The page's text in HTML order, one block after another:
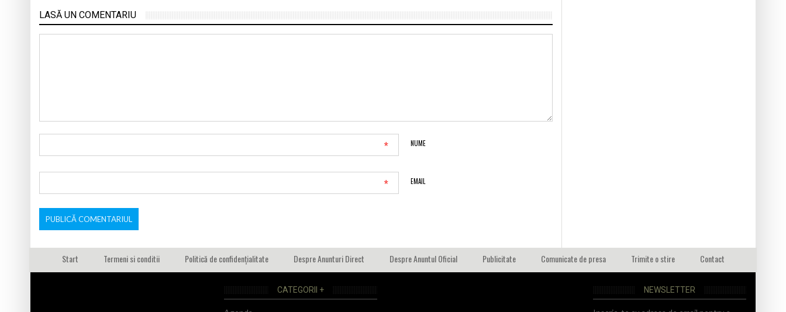
LASĂ UN COMENTARIU
NUME
*
EMAIL
*
Start Termeni si conditii Politică de confidențialitate Despre Anunturi Direct Despre Anuntul Oficial Publicitate Comunicate de presa Trimite o stire Contact
CATEGORII + NEWSLETTER